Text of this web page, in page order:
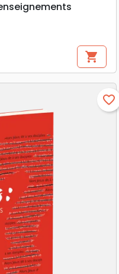
shopping_cart
favorite_border